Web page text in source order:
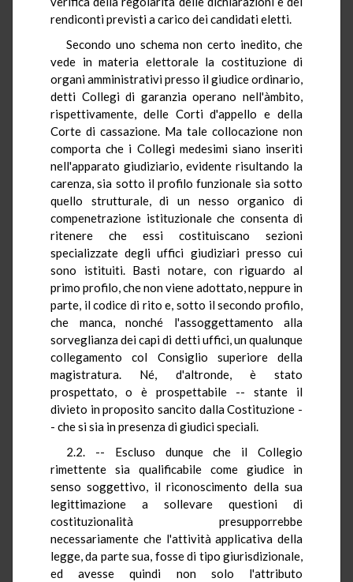
rendiconti previsti a carico dei candidati eletti.
Secondo uno schema non certo inedito, che
vede in materia elettorale la costituzione di
organi amministrativi presso il giudice ordinario,
detti Collegi di garanzia operano nell'àmbito,
rispettivamente, delle Corti d'appello e della
Corte di cassazione. Ma tale collocazione non
comporta che i Collegi medesimi siano inseriti
nell'apparato giudiziario, evidente risultando la
carenza, sia sotto il profilo funzionale sia sotto
quello strutturale, di un nesso organico di
compenetrazione istituzionale che consenta di
ritenere che essi costituiscano sezioni
specializzate degli uffici giudiziari presso cui
sono istituiti. Basti notare, con riguardo al
primo profilo, che non viene adottato, neppure in
parte, il codice di rito e, sotto il secondo profilo,
che manca, nonché l'assoggettamento alla
sorveglianza dei capi di detti uffici, un qualunque
collegamento col Consiglio superiore della
magistratura. Né, d'altronde, è stato
prospettato, o è prospettabile -- stante il
divieto in proposito sancito dalla Costituzione -
- che si sia in presenza di giudici speciali.
2.2. -- Escluso dunque che il Collegio
rimettente sia qualificabile come giudice in
senso soggettivo, il riconoscimento della sua
legittimazione a sollevare questioni di
costituzionalità presupporrebbe
necessariamente che l'attività applicativa della
legge, da parte sua, fosse di tipo giurisdizionale,
ed avesse quindi non solo l'attributo